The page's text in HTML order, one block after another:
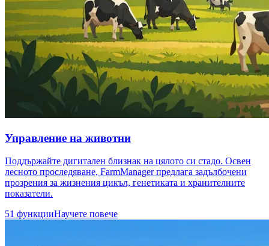
Управление на животни
Поддържайте дигитален близнак на цялото си стадо. Освен
лесното проследяване, FarmManager предлага задълбочени
прозрения за жизнения цикъл, генетиката и хранителните
показатели.
51 функцииНаучете повече